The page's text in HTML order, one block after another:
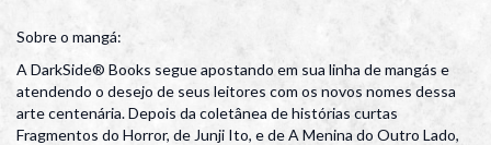
Sobre o mangá:
A DarkSide® Books segue apostando em sua linha de mangás e
atendendo o desejo de seus leitores com os novos nomes dessa
arte centenária. Depois da coletânea de histórias curtas
Fragmentos do Horror, de Junji Ito, e de A Menina do Outro Lado,